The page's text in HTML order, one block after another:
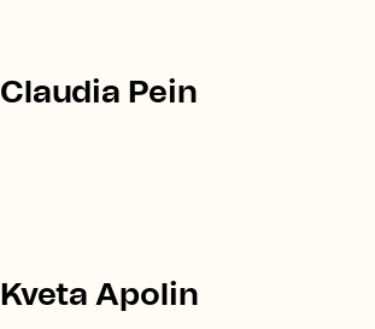
Claudia Pein
Kveta Apolin